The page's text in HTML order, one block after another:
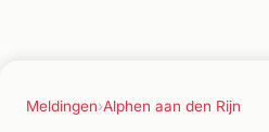
Meldingen›Alphen aan den Rijn